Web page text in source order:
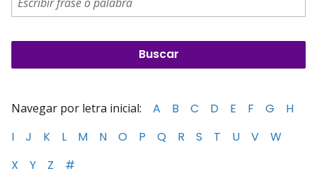
Navegar por letra inicial: A B C D E F G
H
I
J K L M N O P Q R S T U V
W
X
Y Z #